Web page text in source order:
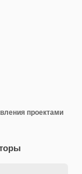
проектами